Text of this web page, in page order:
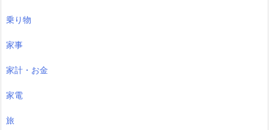
乗り物
家事
家計・お金
家電
旅